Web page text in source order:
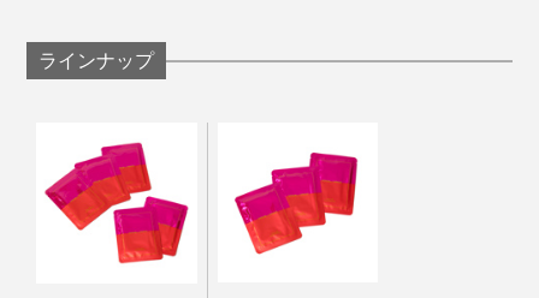
世の中にシルク石鹸はいくつもありますが、ブランド自
らがカイコを育てて、原料からつくっているシルク石鹸
は、めずらしいはずです。
「桐生市内にある、私たちのラボでは、2021年に、
［サヴォン］
Na・加水分解セリシン・香料・トリ（カプリル酸／
カプリン酸）グリセリル・カキ果実エキス・酸化鉄
［ラベンダー］
ヤシ油・パーム油・水・オリーブ果実油・水酸化
ラインナップ